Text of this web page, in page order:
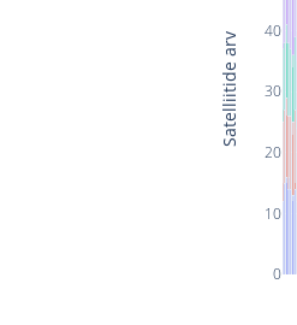
0
10
20
30
40
Satelliitide arv